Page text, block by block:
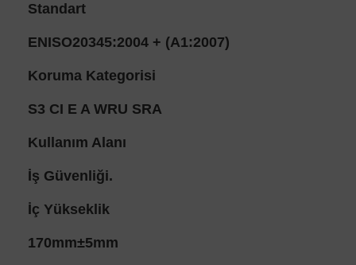
Standart
ENISO20345:2004 + (A1:2007)
Koruma Kategorisi
S3 CI E A WRU SRA
Kullanım Alanı
İş Güvenliği.
İç Yükseklik
170mm±5mm